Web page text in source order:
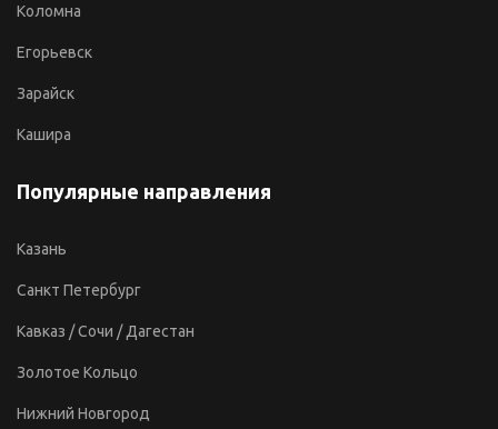
Коломна
Егорьевск
Зарайск
Кашира
Популярные направления
Казань
Санкт Петербург
Кавказ / Сочи / Дагестан
Золотое Кольцо
Нижний Новгород